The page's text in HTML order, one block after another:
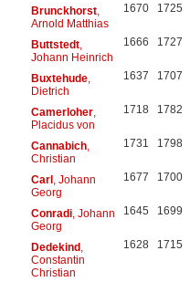
Brunckhorst,
Arnold Matthias
1670 1725
Buttstedt,
Johann Heinrich
1666 1727
Buxtehude,
Dietrich
1637 1707
Camerloher,
Placidus von
1718 1782
Cannabich,
Christian
1731 1798
Carl, Johann
Georg
1677 1700
Conradi, Johann
Georg
1645 1699
Dedekind,
Constantin
Christian
1628 1715